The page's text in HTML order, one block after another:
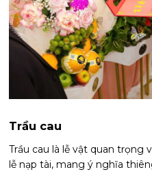
Trầu cau
Trầu cau là lễ vật quan trọng
lễ nạp tài, mang ý nghĩa